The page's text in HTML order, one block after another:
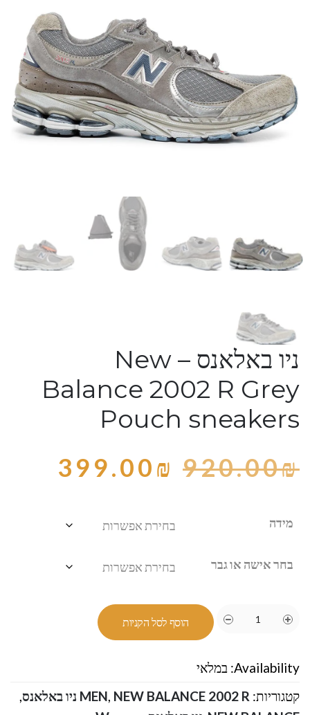
ניו באלאנס – New
Balance 2002 R Grey
Pouch sneakers
920.00₪
399.00₪
מידה
בחר אישה או גבר
הוסף לסל הקניות
Availability: במלאי
קטגוריות:
MEN, NEW BALANCE 2002 R ניו באלאנס
,